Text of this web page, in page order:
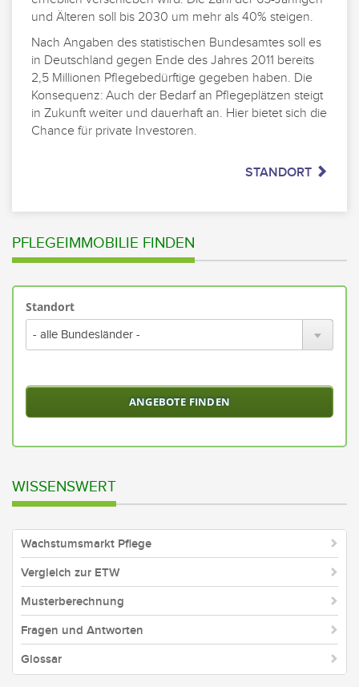
und Älteren soll bis 2030 um mehr als 40% steigen.
Nach Angaben des statistischen Bundesamtes soll es
in Deutschland gegen Ende des Jahres 2011 bereits
2,5 Millionen Pflegebedürftige gegeben haben. Die
Konsequenz: Auch der Bedarf an Pflegeplätzen steigt
in Zukunft weiter und dauerhaft an. Hier bietet sich die
Chance für private Investoren.
STANDORT
PFLEGEIMMOBILIE FINDEN
Standort
WISSENSWERT
Wachstumsmarkt Pflege
Vergleich zur ETW
Musterberechnung
Fragen und Antworten
Glossar